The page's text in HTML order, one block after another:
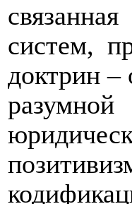
систем,
доктрин –